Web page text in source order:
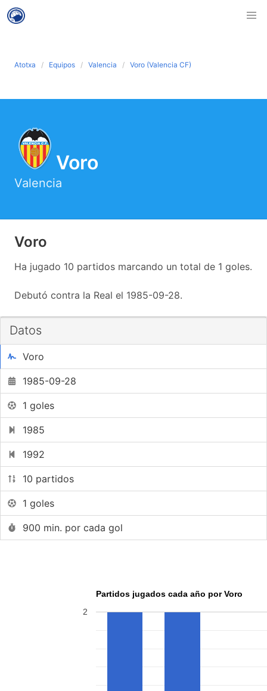
Atotxa Equipos Valencia Voro (Valencia CF)
Voro
Valencia
Voro
Ha jugado 10 partidos marcando un total de 1 goles.
Debutó contra la Real el 1985-09-28.
Datos
Voro
1985-09-28
1 goles
1985
1992
10 partidos
1 goles
900 min. por cada gol
Partidos jugados cada año por Voro
2